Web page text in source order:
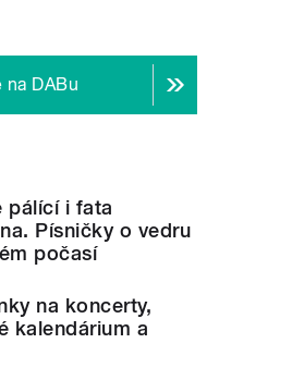
na DABu
pálící i fata
Písničky o vedru
počasí
na koncerty,
kalendárium a